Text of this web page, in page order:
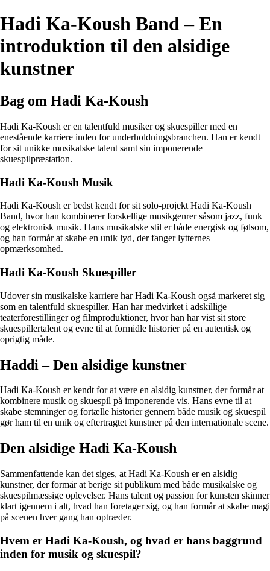
Hadi Ka-Koush Band – En
introduktion til den alsidige
kunstner
Bag om Hadi Ka-Koush
Hadi Ka-Koush er en talentfuld musiker og skuespiller med en
enestående karriere inden for underholdningsbranchen. Han er kendt
for sit unikke musikalske talent samt sin imponerende
skuespilpræstation.
Hadi Ka-Koush Musik
Hadi Ka-Koush er bedst kendt for sit solo-projekt Hadi Ka-Koush
Band, hvor han kombinerer forskellige musikgenrer såsom jazz, funk
og elektronisk musik. Hans musikalske stil er både energisk og følsom,
og han formår at skabe en unik lyd, der fanger lytternes
opmærksomhed.
Hadi Ka-Koush Skuespiller
Udover sin musikalske karriere har Hadi Ka-Koush også markeret sig
som en talentfuld skuespiller. Han har medvirket i adskillige
teaterforestillinger og filmproduktioner, hvor han har vist sit store
skuespillertalent og evne til at formidle historier på en autentisk og
oprigtig måde.
Haddi – Den alsidige kunstner
Hadi Ka-Koush er kendt for at være en alsidig kunstner, der formår at
kombinere musik og skuespil på imponerende vis. Hans evne til at
skabe stemninger og fortælle historier gennem både musik og skuespil
gør ham til en unik og eftertragtet kunstner på den internationale scene.
Den alsidige Hadi Ka-Koush
Sammenfattende kan det siges, at Hadi Ka-Koush er en alsidig
kunstner, der formår at berige sit publikum med både musikalske og
skuespilmæssige oplevelser. Hans talent og passion for kunsten skinner
klart igennem i alt, hvad han foretager sig, og han formår at skabe magi
på scenen hver gang han optræder.
Hvem er Hadi Ka-Koush, og hvad er hans baggrund
inden for musik og skuespil?